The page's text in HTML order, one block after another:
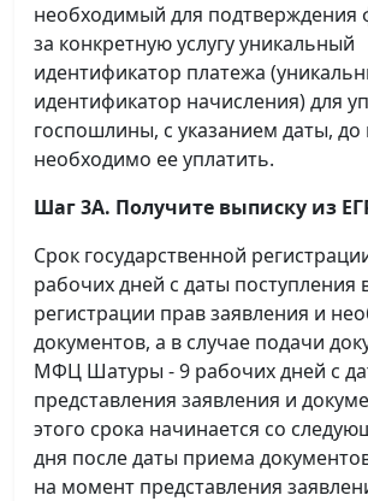
необходимый для подтверждения
за конкретную услугу уникальный
идентификатор платежа
идентификатор начисления) для
госпошлины, с указанием даты, до
необходимо ее уплатить.
Шаг 3А. Получите выписку из
Срок государственной
рабочих дней с даты поступления
регистрации прав заявления и
документов, а в случае подачи
МФЦ Шатуры - 9 рабочих дней с
представления заявления и
этого срока начинается со
дня после даты приема
на момент представления